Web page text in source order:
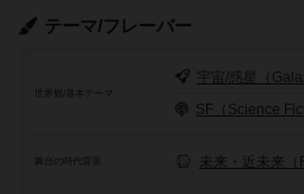
テーマ/フレーバー
世界観/基本テーマ
宇宙/惑星（
SF（Science
舞台の時代背景 未来・近未来（